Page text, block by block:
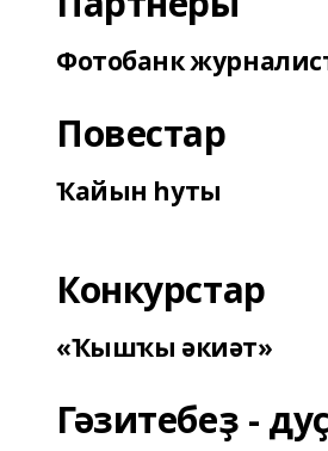
Фотобанк
Повестар
Ҡайын һуты
Конкурстар
«Ҡышҡы әкиәт»
Гәзитебеҙ -